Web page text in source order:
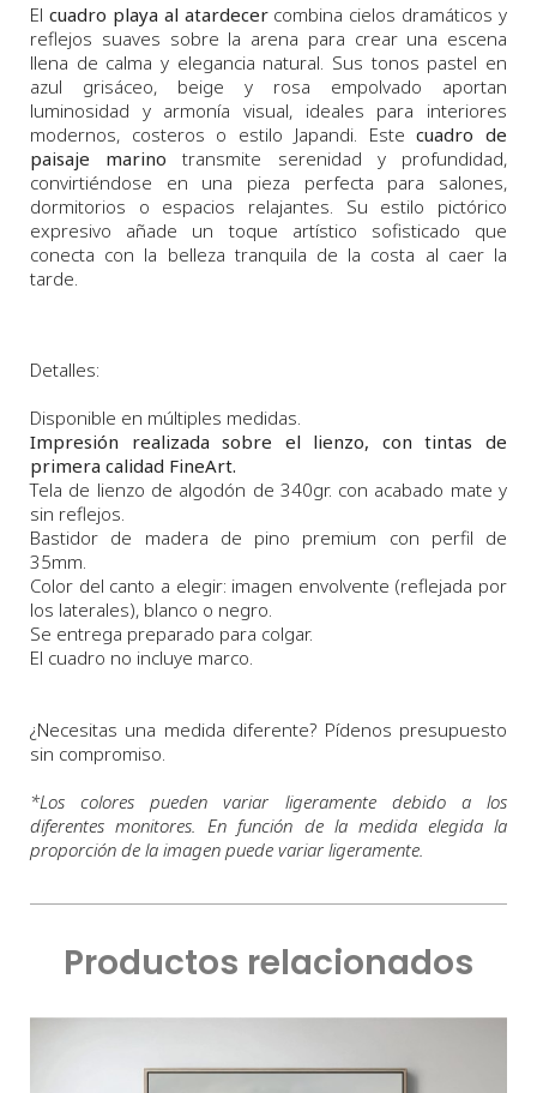
El cuadro playa al atardecercombina cielos dramáticos y
reflejos suaves sobre la arena para crear una escena
llena de calma y elegancia natural. Sus tonos pastel en
azul grisáceo, beige y rosa empolvado aportan
luminosidad y armonía visual, ideales para interiores
modernos, costeros o estilo Japandi. Estecuadro de
paisaje marino transmite serenidad y profundidad,
convirtiéndose en una pieza perfecta para salones,
dormitorios o espacios relajantes. Su estilo pictórico
expresivo añade un toque artístico sofisticado que
conecta con la belleza tranquila de la costa al caer la
tarde.
Detalles:
Disponible en múltiples medidas.
Impresión realizada sobre el lienzo, con tintas de
primera calidad FineArt.
Tela de lienzo de algodón de 340gr. con acabado mate y
sin reflejos.
Bastidor de madera de pino premium con perfil de
35mm.
Color del canto a elegir: imagen envolvente (reflejada por
los laterales), blanco o negro.
Se entrega preparado para colgar.
El cuadro no incluye marco.
¿Necesitas una medida diferente? Pídenos presupuesto
sin compromiso.
*Los colores pueden variar ligeramente debido a los
diferentes monitores. En función de la medida elegida la
proporción de la imagen puede variar ligeramente.
Productos relacionados